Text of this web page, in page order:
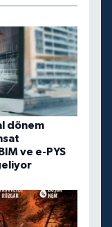
dönem
ve e-PYS